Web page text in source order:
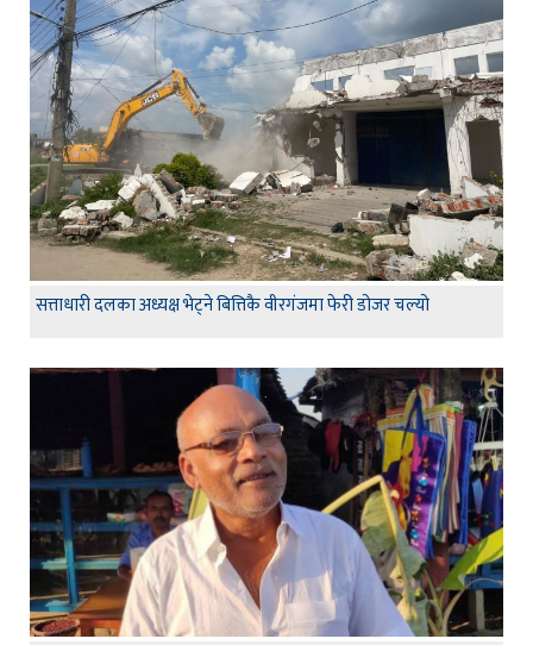
सत्ताधारी दलका अध्यक्ष भेट्ने बित्तिकै वीरगंजमा फेरी डोजर चल्यो